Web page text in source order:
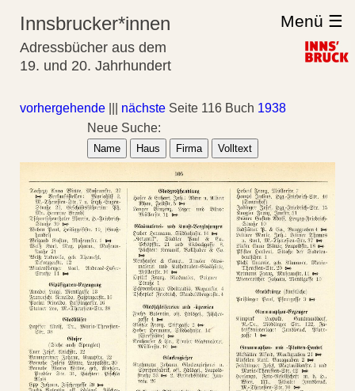
Innsbrucker*innen
Adressbücher aus dem
19. und 20. Jahrhundert
Menü ☰
vorhergehende nächste Seite 116 Buch 1938
Neue Suche:
Name Haus Firma Volltext